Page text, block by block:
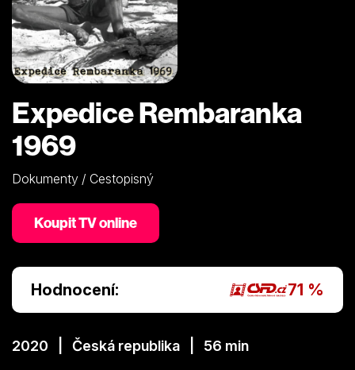
Expedice Rembaranka
1969
Dokumenty / Cestopisný
Koupit TV online
Hodnocení: 71 %
2020 | Česká republika | 56 min